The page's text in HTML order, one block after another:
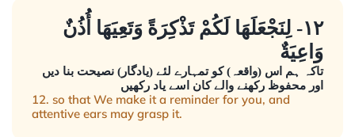
١٢- لِنَجْعَلَهَا لَكُمْ تَذْكِرَةً وَتَعِيَهَا أُذُنٌ
وَاعِيَةٌ
تاکہ ہم اس (واقعہ) کو تمہارے لئے (یادگار) نصیحت بنا دیں
اور محفوظ رکھنے والے کان اسے یاد رکھیں
12. so that We make it a reminder for you, and
attentive ears may grasp it.